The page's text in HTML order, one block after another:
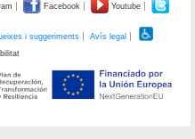
Facebook Youtube
i suggeriments
Avís legal